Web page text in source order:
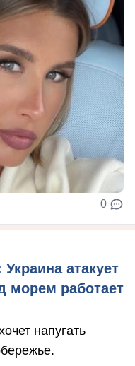
0
атакует
морем работает
напугать